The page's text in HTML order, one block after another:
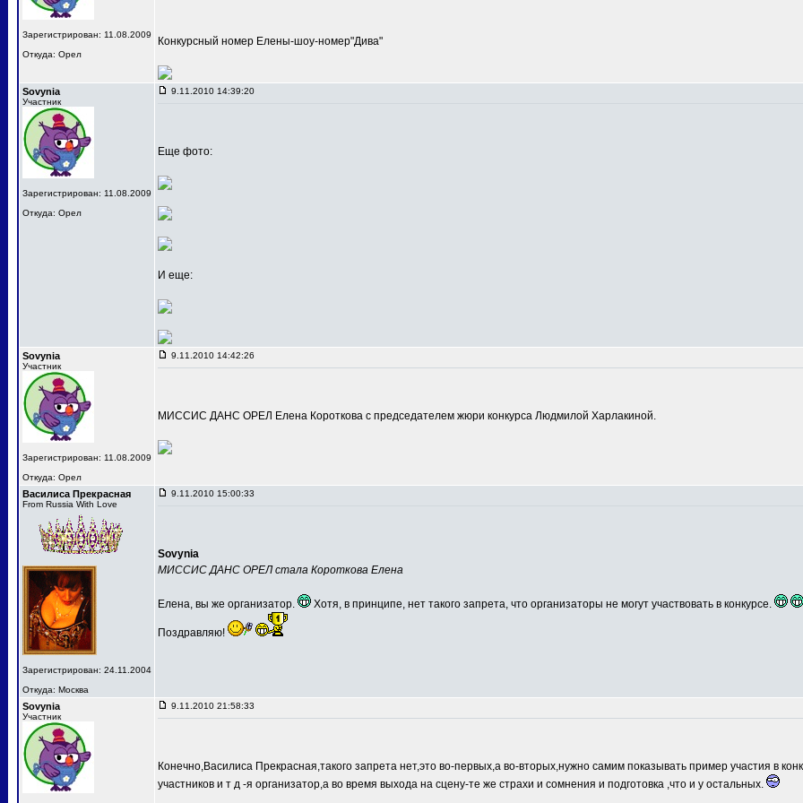
Зарегистрирован: 11.08.2009
Откуда: Орел
Конкурсный номер Елены-шоу-номер"Дива"
Sovynia
Участник
Зарегистрирован: 11.08.2009
Откуда: Орел
9.11.2010 14:39:20
Еще фото:
И еще:
Sovynia
Участник
Зарегистрирован: 11.08.2009
Откуда: Орел
9.11.2010 14:42:26
МИССИС ДАНС ОРЕЛ Елена Короткова с председателем жюри конкурса Людмилой Харлакиной.
Василиса Прекрасная
From Russia With Love
Зарегистрирован: 24.11.2004
Откуда: Москва
9.11.2010 15:00:33
Sovynia
МИССИС ДАНС ОРЕЛ стала Короткова Елена
Елена, вы же организатор. Хотя, в принципе, нет такого запрета, что организаторы не могут участвовать в конкурсе.
Поздравляю!
Sovynia
Участник
9.11.2010 21:58:33
Конечно,Василиса Прекрасная,такого запрета нет,это во-первых,а во-вторых,нужно самим показывать пример участия в
участников и т д -я организатор,а во время выхода на сцену-те же страхи и сомнения и подготовка ,что и у остальных.